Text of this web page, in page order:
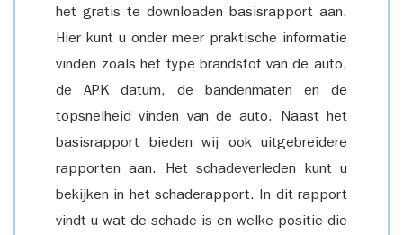
het gratis te downloaden basisrapport aan.
Hier kunt u onder meer praktische informatie
vinden zoals het type brandstof van de auto,
de APK datum, de bandenmaten en de
topsnelheid vinden van de auto. Naast het
basisrapport bieden wij ook uitgebreidere
rapporten aan. Het schadeverleden kunt u
bekijken in het schaderapport. In dit rapport
vindt u wat de schade is en welke positie die